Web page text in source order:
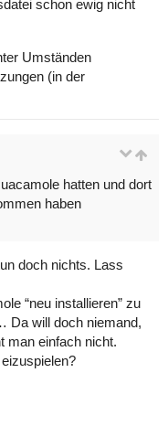
schon ewig nicht
Umständen
(in der
hatten und dort
haben
doch nichts. Lass
“neu installieren” zu
Da will doch niemand,
man einfach nicht.